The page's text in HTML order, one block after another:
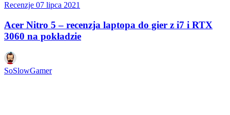
Recenzje 07 lipca 2021
Acer Nitro 5 – recenzja laptopa do gier z i7 i RTX
3060 na pokładzie
SoSlowGamer